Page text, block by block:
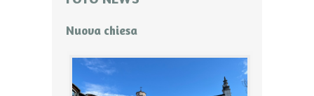
Nuova chiesa